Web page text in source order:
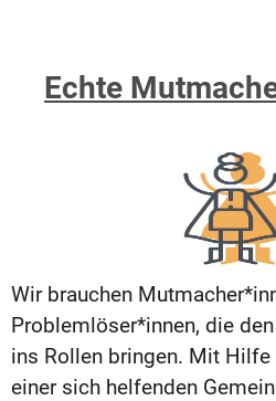
Echte
Wir brauchen
Problemlöser*innen, die
ins Rollen bringen. Mit
einer sich helfenden